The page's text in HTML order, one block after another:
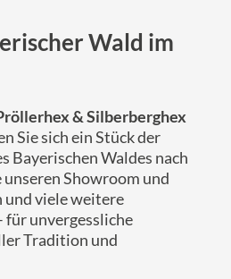
Wald im
& Silberberghex
Sie sich ein Stück der
Bayerischen Waldes nach
unseren Showroom und
und viele weitere
für unvergessliche
Tradition und